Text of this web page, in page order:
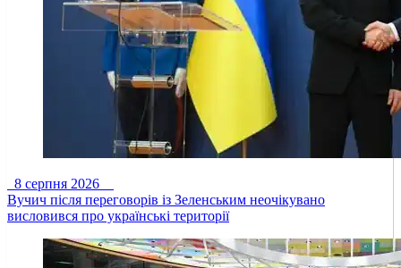
8 серпня 2026
Вучич після переговорів із Зеленським неочікувано
висловився про українські території